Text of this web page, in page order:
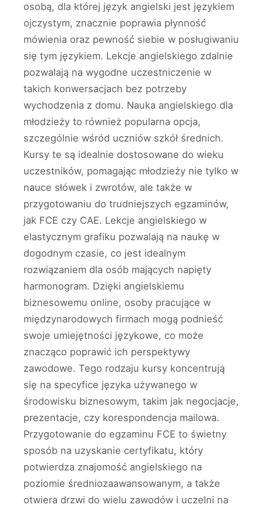
osobą, dla której język angielski jest językiem
ojczystym, znacznie poprawia płynność
mówienia oraz pewność siebie w posługiwaniu
się tym językiem. Lekcje angielskiego zdalnie
pozwalają na wygodne uczestniczenie w
takich konwersacjach bez potrzeby
wychodzenia z domu. Nauka angielskiego dla
młodzieży to również popularna opcja,
szczególnie wśród uczniów szkół średnich.
Kursy te są idealnie dostosowane do wieku
uczestników, pomagając młodzieży nie tylko w
nauce słówek i zwrotów, ale także w
przygotowaniu do trudniejszych egzaminów,
jak FCE czy CAE. Lekcje angielskiego w
elastycznym grafiku pozwalają na naukę w
dogodnym czasie, co jest idealnym
rozwiązaniem dla osób mających napięty
harmonogram. Dzięki angielskiemu
biznesowemu online, osoby pracujące w
międzynarodowych firmach mogą podnieść
swoje umiejętności językowe, co może
znacząco poprawić ich perspektywy
zawodowe. Tego rodzaju kursy koncentrują
się na specyfice języka używanego w
środowisku biznesowym, takim jak negocjacje,
prezentacje, czy korespondencja mailowa.
Przygotowanie do egzaminu FCE to świetny
sposób na uzyskanie certyfikatu, który
potwierdza znajomość angielskiego na
poziomie średniozaawansowanym, a także
otwiera drzwi do wielu zawodów i uczelni na